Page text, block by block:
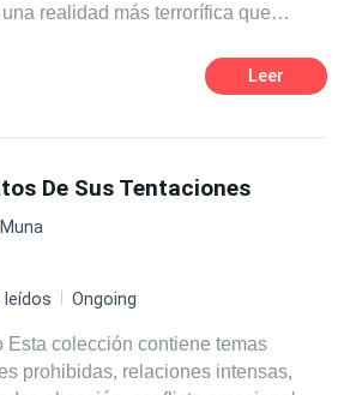
una realidad más terrorífica que
devorar y espero que
a que el amor triunfa, incluso más allá
Leer
De Sus Tentaciones
leídos Ongoing
prohibidas, relaciones intensas,